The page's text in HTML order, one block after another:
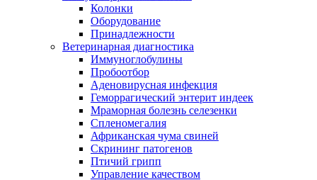
Колонки
Оборудование
Принадлежности
Ветеринарная диагностика
Иммуноглобулины
Пробоотбор
Аденовирусная инфекция
Геморрагический энтерит индеек
Мраморная болезнь селезенки
Спленомегалия
Африканская чума свиней
Скрининг патогенов
Птичий грипп
Управление качеством